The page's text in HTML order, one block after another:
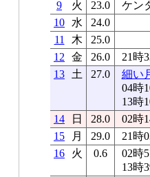
9 火 23.0
ケン
10
水
24.0
11
木
25.0
12
金 26.0
21時
13
土 27.0
細い
04時
13時
14
日 28.0
02時
15
月 29.0
21時
16
火 0.6
02時
13時